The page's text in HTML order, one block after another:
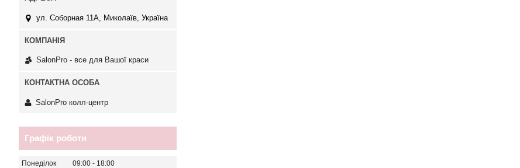
ул. Соборная 11А, Миколаїв, Україна
SalonPro - все для Вашої краси
SalonPro колл-центр
Графік роботи
Понеділок 09:00
18:00